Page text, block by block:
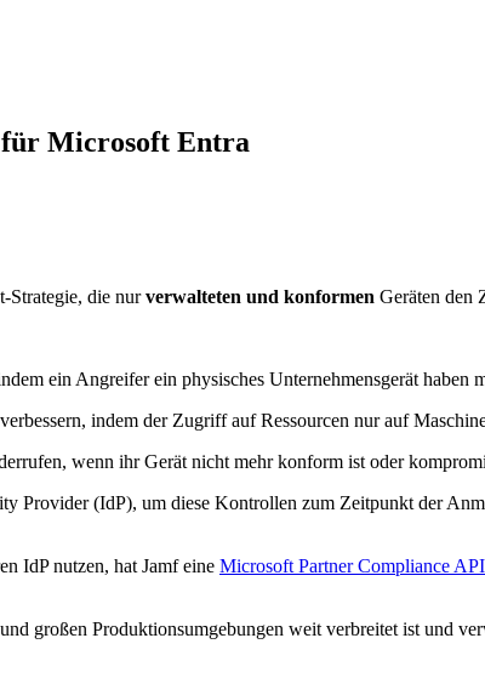
für Microsoft Entra
Strategie, die nurverwalteten und konformen Geräten den
ein Angreifer ein physisches Unternehmensgerät
indem der Zugriff auf Ressourcen nur auf
wenn ihr Gerät nicht mehr konform ist oder
Provider (IdP), um diese Kontrollen zum Zeitpunkt der
IdP nutzen, hat Jamf eine Microsoft Partner Compliance
großen Produktionsumgebungen weit verbreitet ist und